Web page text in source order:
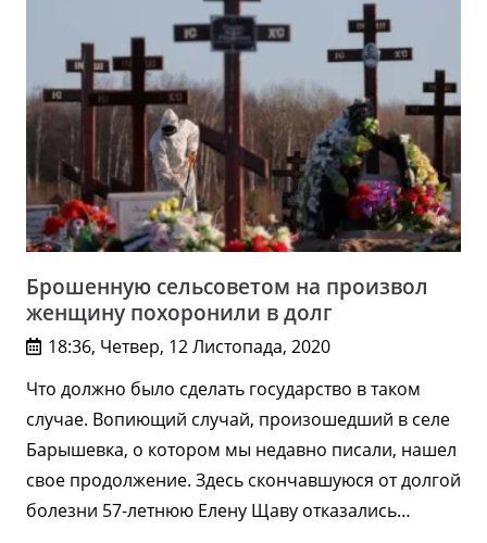
Брошенную сельсоветом на произвол
женщину похоронили в долг
18:36, Четвер, 12 Листопада, 2020
Что должно было сделать государство в таком
случае. Вопиющий случай, произошедший в селе
Барышевка, о котором мы недавно писали, нашел
свое продолжение. Здесь скончавшуюся от долгой
болезни 57-летнюю Елену Щаву отказались…